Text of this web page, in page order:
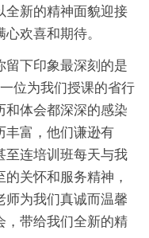
全新的精神面貌迎接
欢喜和期待。
留下印象最深刻的是
位为我们授课的省行
和体会都深深的感染
丰富，他们谦逊有
至连培训班每天与我
关怀和服务精神，
师为我们真诚而温馨
，带给我们全新的精